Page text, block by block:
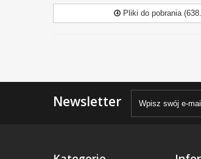
Pliki do pobrania
Newsletter